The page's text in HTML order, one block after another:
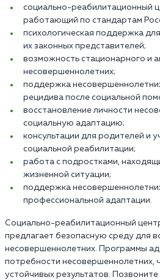
социально-реабилитационный
работающий по стандартам
психологическая поддержка
их законных представителей;
возможность стационарного и
несовершеннолетних;
поддержка
рецидива после социальной
восстановление личности
социальную адаптацию;
консультации для родителей и
социальной реабилитации;
работа с подростками,
жизненной ситуации;
поддержка
профессиональной адаптации.
Социально-реабилитационный
предлагает безопасную среду для
несовершеннолетних. Программы
потребности несовершеннолетних,
устойчивых результатов.